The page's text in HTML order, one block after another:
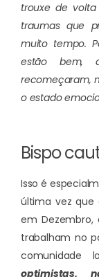
trouxe de
traumas que
muito tempo.
estão bem,
recomeçaram,
o estado
Bispo
Isso é
última vez que
em Dezembro,
trabalham no
comunidade
optimistas,